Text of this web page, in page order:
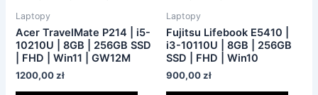
Laptopy
Acer TravelMate P214 | i5-
10210U | 8GB | 256GB SSD
| FHD | Win11 | GW12M
1200,00zł
Laptopy
Fujitsu Lifebook E5410 |
i3-10110U | 8GB | 256GB
SSD | FHD | Win10
900,00zł